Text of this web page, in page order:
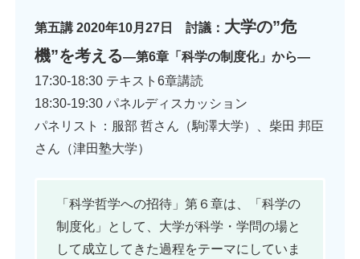
第五講 2020年10月27日 討議： 大学の”危
機”を考える―第6章「科学の制度化」から―
17:30-18:30 テキスト6章講読
18:30-19:30 パネルディスカッション
パネリスト：服部 哲さん（駒澤大学）、柴田 邦臣
さん（津田塾大学）
「科学哲学への招待」第６章は、「科学の
制度化」として、大学が科学・学問の場と
して成立してきた過程をテーマにしていま